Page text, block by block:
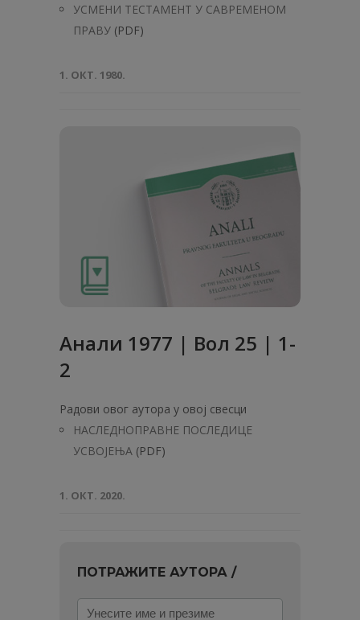
УСМЕНИ ТЕСТАМЕНТ У САВРЕМЕНОМ
ПРАВУ (PDF)
1. ОКТ. 1980.
Анaли 1977 | Вол 25 | 1-
2
Радови овог аутора у овој свесци
НАСЛЕДНОПРАВНЕ ПОСЛЕДИЦЕ
УСВОЈЕЊА (PDF)
1. ОКТ. 2020.
ПОТРАЖИТЕ АУТОРА /
Унесите